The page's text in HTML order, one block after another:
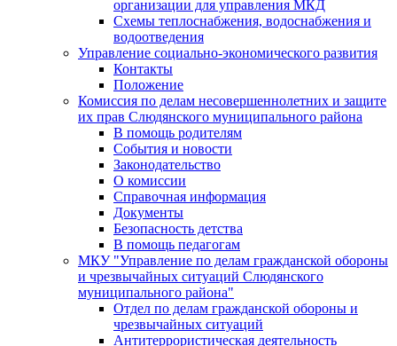
организации для управления МКД
Схемы теплоснабжения, водоснабжения и
водоотведения
Управление социально-экономического развития
Контакты
Положение
Комиссия по делам несовершеннолетних и защите
их прав Слюдянского муниципального района
В помощь родителям
События и новости
Законодательство
О комиссии
Справочная информация
Документы
Безопасность детства
В помощь педагогам
МКУ "Управление по делам гражданской обороны
и чрезвычайных ситуаций Слюдянского
муниципального района"
Отдел по делам гражданской обороны и
чрезвычайных ситуаций
Антитеррористическая деятельность